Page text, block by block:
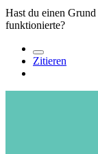
Hast du einen
funktionierte?
Zitieren